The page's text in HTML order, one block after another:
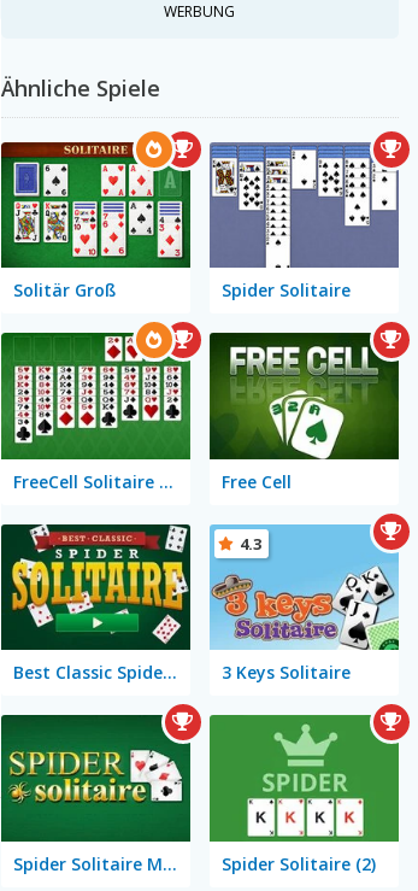
WERBUNG
Ähnliche Spiele
Solitär Groß Spider Solitaire
FreeCell Solitaire Classic Free Cell
Best Classic Spider Solitaire 3 Keys Solitaire
4.3
Spider Solitaire Mobile Spider Solitaire (2)